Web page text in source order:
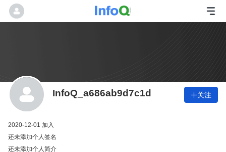
InfoQ_a686ab9d7c1d 关注
2020-12-01 加入
还未添加个人签名
还未添加个人简介